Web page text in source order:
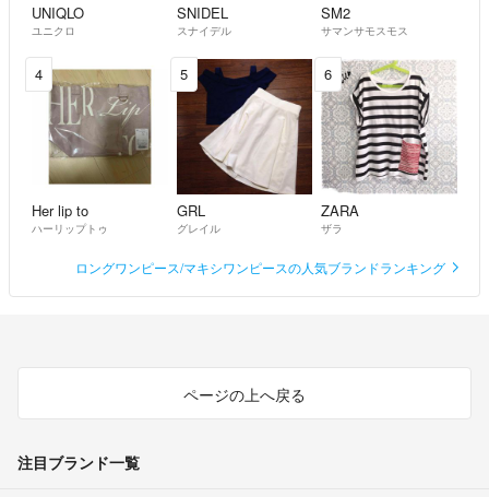
UNIQLO
ユニクロ
SNIDEL
スナイデル
SM2
サマンサモスモス
4
Her lip to
ハーリップトゥ
5
GRL
グレイル
6
ZARA
ザラ
ロングワンピース/マキシワンピースの人気ブランドランキング
ページの上へ戻る
注目ブランド一覧